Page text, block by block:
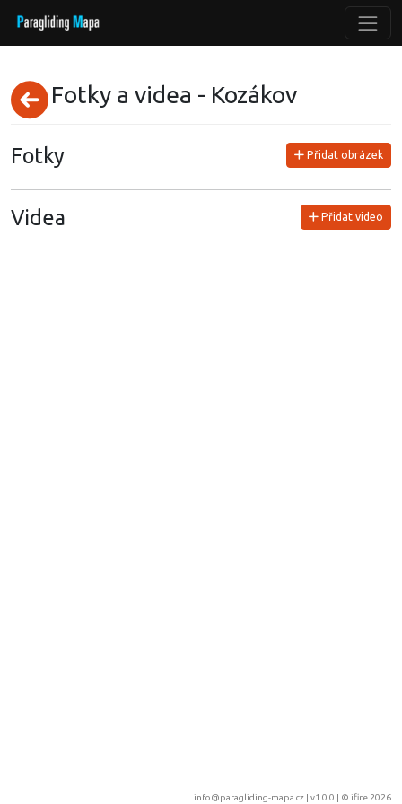
Fotky a videa - Kozákov
Fotky Přidat obrázek
Videa Přidat video
info@paragliding-mapa.cz | v1.0.0 | © ifire 2026